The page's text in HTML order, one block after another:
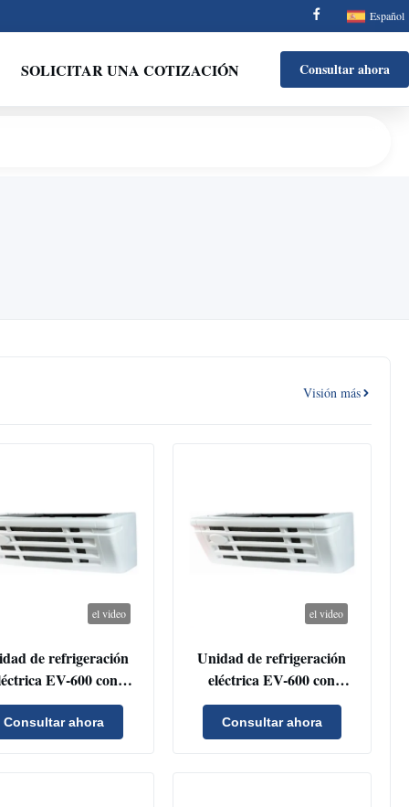
Español
SOLICITAR UNA COTIZACIÓN Consultar ahora
Visión más
el video
de refrigeración
EV-600 con
de enfriamiento
para camiones NEV
Consultar ahora
el video
Unidad de refrigeración
eléctrica EV-600 con
capacidad de refrigeración
de 5750W para un
volumen de caja ≤ 22 m3 y
Consultar ahora